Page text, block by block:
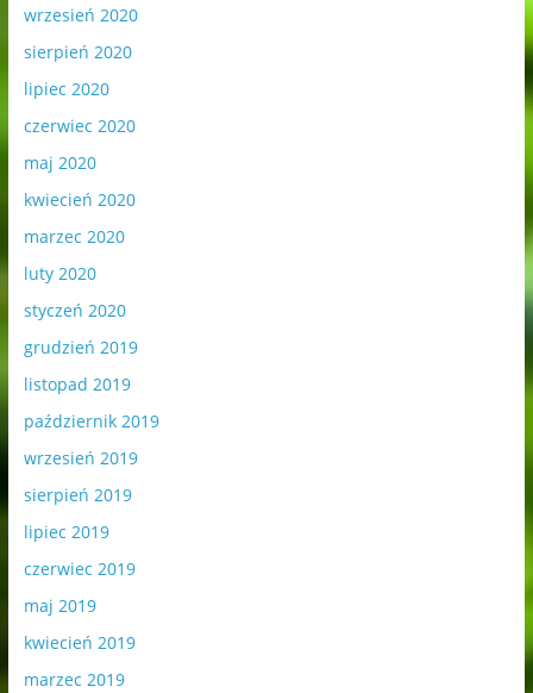
wrzesień 2020
sierpień 2020
lipiec 2020
czerwiec 2020
maj 2020
kwiecień 2020
marzec 2020
luty 2020
styczeń 2020
grudzień 2019
listopad 2019
październik 2019
wrzesień 2019
sierpień 2019
lipiec 2019
czerwiec 2019
maj 2019
kwiecień 2019
marzec 2019